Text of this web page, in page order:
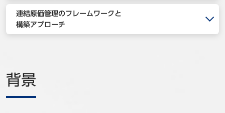
事例
セミナ−
連結原価管理のフレームワークと
構築アプローチ
背景